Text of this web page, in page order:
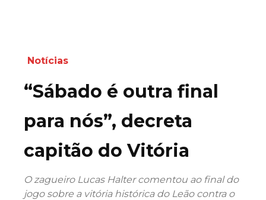
Notícias
“Sábado é outra final
para nós”, decreta
capitão do Vitória
O zagueiro Lucas Halter comentou ao final do
jogo sobre a vitória histórica do Leão contra o